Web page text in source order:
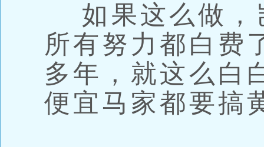
如果这么做，
所有努力都白费
多年，就这么白
便宜马家都要搞